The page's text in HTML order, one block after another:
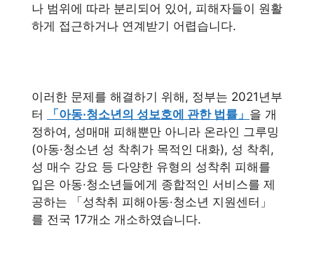
나 범위에 따라 분리되어 있어, 피해자들이 원활
하게 접근하거나 연계받기 어렵습니다.
이러한 문제를 해결하기 위해, 정부는 2021년부
터
「아동·청소년의 성보호에 관한 법률」 을 개
정하여, 성매매 피해뿐만 아니라 온라인 그루밍
(아동·청소년 성 착취가 목적인 대화), 성 착취,
성 매수 강요 등 다양한 유형의 성착취 피해를
입은 아동·청소년들에게 종합적인 서비스를 제
공하는 「성착취 피해아동·청소년 지원센터」
를 전국 17개소 개소하였습니다.